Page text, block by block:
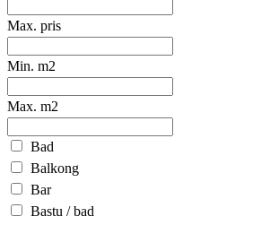
Max. pris
Min. m2
Max. m2
Bad
Balkong
Bar
Bastu / bad